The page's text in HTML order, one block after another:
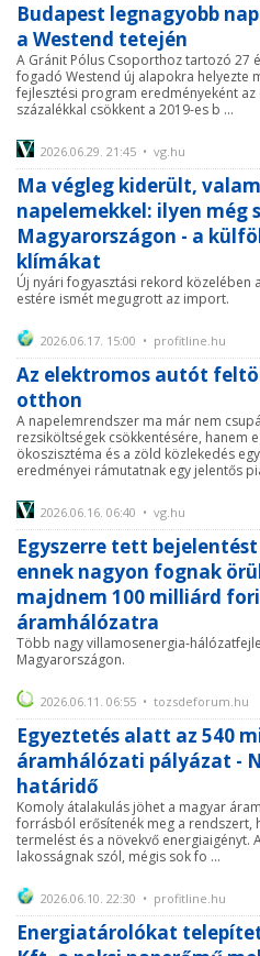
Budapest legnagyobb
a Westend tetején
A Gránit Pólus Csoporthoz tartozó 27
fogadó Westend új alapokra helyezte
fejlesztési program eredményeként
százalékkal csökkent a 2019-es b ...
2026.06.29. 21:45 • vg.hu
Ma végleg kiderült,
napelemekkel: ilyen még
Magyarországon - a
klímákat
Új nyári fogyasztási rekord közelében
estére ismét megugrott az import.
2026.06.17. 15:00 • profitline.hu
Az elektromos autót
otthon
A napelemrendszer ma már nem
rezsiköltségek csökkentésére, hanem
ökoszisztéma és a zöld közlekedés
eredményei rámutatnak egy jelentős
2026.06.16. 06:40 • vg.hu
Egyszerre tett bejelentést
ennek nagyon fognak
majdnem 100 milliárd
áramhálózatra
Több nagy villamosenergia-
Magyarországon.
2026.06.11. 06:55 • tozsdeforum.hu
Egyeztetés alatt az 540
áramhálózati pályázat -
határidő
Komoly átalakulás jöhet a magyar
forrásból erősítenék meg a rendszert,
termelést és a növekvő energiaigényt.
lakosságnak szól, mégis sok fo ...
2026.06.10. 22:30 • profitline.hu
Energiatárolókat